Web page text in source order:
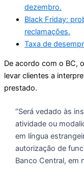
dezembro.
Black Friday:
reclamações.
Taxa de
De acordo com o BC,
levar clientes a
prestado.
“Será vedado às
atividade ou
em língua
autorização de
Banco Central, em